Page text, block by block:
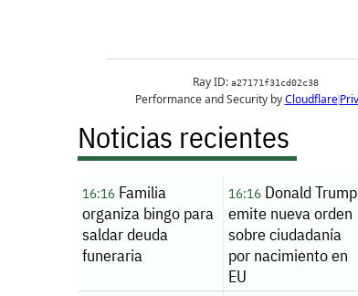
Noticias recientes
16:16 Familia
organiza bingo para
saldar deuda
funeraria
16:16Donald Trump
emite nueva orden
sobre ciudadanía
por nacimiento en
EU